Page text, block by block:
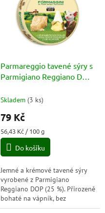
Parmareggio tavené sýry s
Parmigiano Reggiano DOP
Skladem (3 ks)
79 Kč
Měrná
cena:
56,43 Kč / 100 g
Do košíku
Jemné a krémové tavené sýry
vyrobené z Parmigiano
Reggiano DOP (25 %). Přirozeně
bohaté na vápník, bez
konzervantů a lepku – ideální